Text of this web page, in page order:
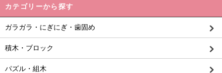
カテゴリーから探す
ガラガラ・にぎにぎ・歯固め
積木・ブロック
パズル・組木